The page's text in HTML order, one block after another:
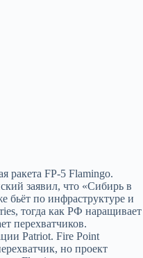
FP‑5 Flamingo.
заявил, что «Сибирь в
бьёт по инфраструктуре и
тогда как РФ наращивает
перехватчиков.
Patriot. Fire Point
но проект